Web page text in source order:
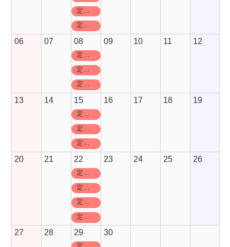
定休日
06 07 08
定休日
定休日
09 10 11 12
13 14 15
定休日
定休日
16 17 18 19
20 21 22
定休日
定休日
23 24 25 26
27 28 29 30